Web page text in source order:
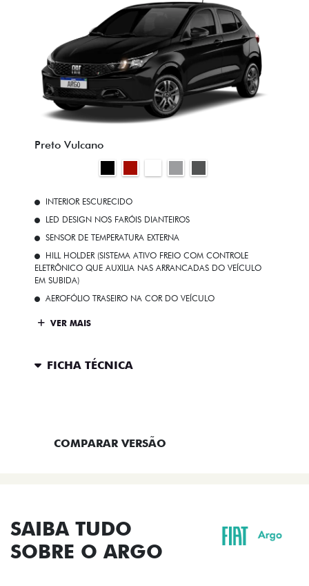
Preto Vulcano
INTERIOR ESCURECIDO
LED DESIGN NOS FARÓIS DIANTEIROS
SENSOR DE TEMPERATURA EXTERNA
HILL HOLDER (SISTEMA ATIVO FREIO COM CONTROLE
ELETRÔNICO QUE AUXILIA NAS ARRANCADAS DO VEÍCULO
EM SUBIDA)
AEROFÓLIO TRASEIRO NA COR DO VEÍCULO
VER MAIS
FICHA TÉCNICA
COMPARAR VERSÃO
SAIBA TUDO
SOBRE O ARGO